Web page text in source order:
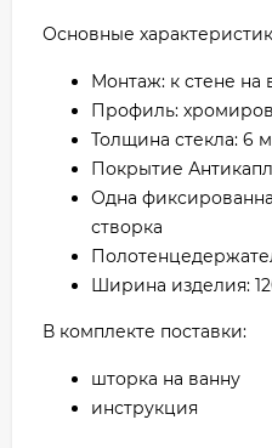
Основные
Монтаж: к стене на
Профиль:
Толщина стекла: 6
Покрытие
Одна
створка
Ширина изделия:
В комплекте поставки:
шторка на ванну
инструкция